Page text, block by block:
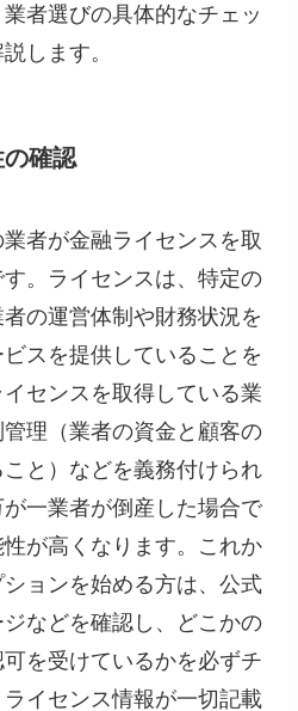
者選びの具体的なチェッ
します。
確認
者が金融ライセンスを取
。ライセンスは、特定の
の運営体制や財務状況を
スを提供していることを
センスを取得している業
理（業者の資金と顧客の
と）などを義務付けられ
一業者が倒産した場合で
が高くなります。これか
ョンを始める方は、公式
などを確認し、どこかの
を受けているかを必ずチ
イセンス情報が一切記載